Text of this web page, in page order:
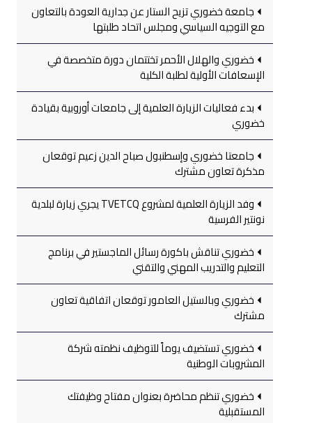
جامعة خضوري تزيح الستار عن جدارية العودة بالتعاون
مع التوجيه السياسي ومجلس اتحاد طلبتها
خضوري والهلال الأحمر تختتمان دورة متخصصة في
الإسعافات الأولية لطلبة الكلية
بدء فعاليات الزيارة العلمية إلى جامعات أوروبية بقيادة
خضوري
جامعتا خضوري وإسطنبول صباح الدين زعيم توقعان
مذكرة تعاون مشترك
وفد الزيارة العلمية لمشروع TVETCQ يجري زيارة لبلدية
نونتير الفرسية
خضوري تناقش باكورة رسائل الماجستير في برنامج
التعليم والتدريب المهني والتقني
خضوري وبالستيل العامور توقعان اتفاقية تعاون
مشترك
خضوري تستضيف يوماً للتوظيف نظمته شركة
المشروبات الوطنية
خضوري تنظم محاضرة بعنوان مفتاح وظيفتك
المستقبلية